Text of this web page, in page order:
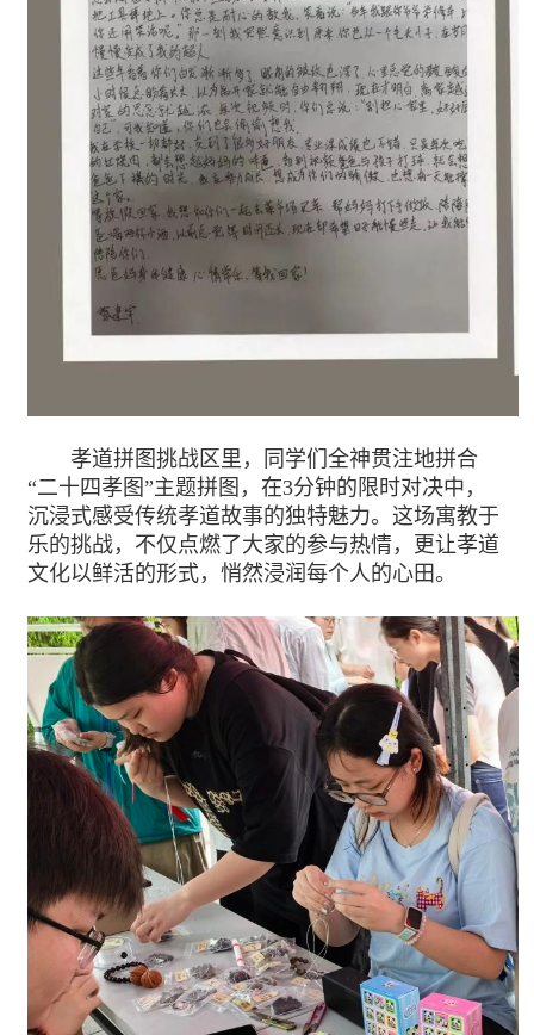
孝道拼图挑战区里，同学们全神贯注地拼合
“二十四孝图”主题拼图，在3分钟的限时对决中，
沉浸式感受传统孝道故事的独特魅力。这场寓教于
乐的挑战，不仅点燃了大家的参与热情，更让孝道
文化以鲜活的形式，悄然浸润每个人的心田。